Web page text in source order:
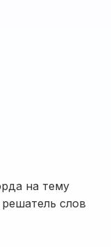
на тему
слов